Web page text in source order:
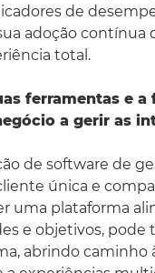
de
adoção contínua
total.
ferramentas e
a gerir as
de software de
única e
uma plataforma
e objetivos, pode
abrindo caminho